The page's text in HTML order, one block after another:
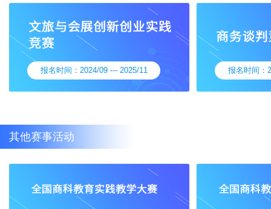
报名时间：2024/09 --- 2025/11 报名时间：
其他赛事活动